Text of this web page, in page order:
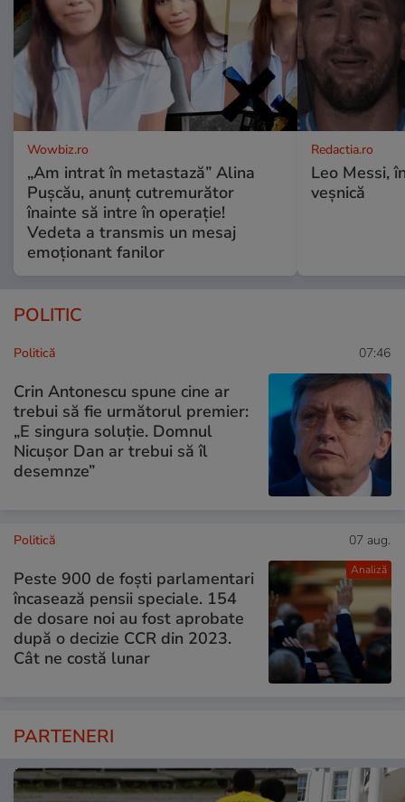
Wowbiz.ro
„Am intrat în metastază” Alina
Pușcău, anunț cutremurător
înainte să intre în operație!
Vedeta a transmis un mesaj
emoționant fanilor
Redactia.ro
Leo Messi,
veșnică
POLITIC
Politică 07:46
Crin Antonescu spune cine ar
trebui să fie următorul premier:
„E singura soluție. Domnul
Nicușor Dan ar trebui să îl
desemnze”
Analiză
Politică 07 aug.
Peste 900 de foști parlamentari
încasează pensii speciale. 154
de dosare noi au fost aprobate
după o decizie CCR din 2023.
Cât ne costă lunar
PARTENERI